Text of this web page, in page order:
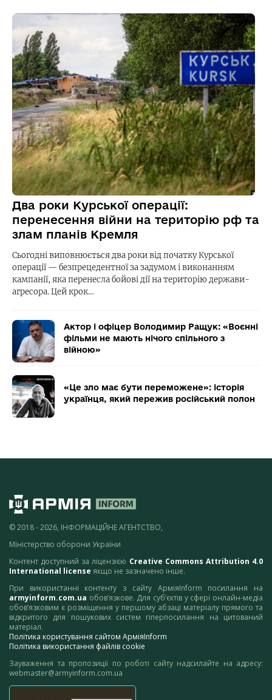
Два роки Курської операції:
перенесення війни на територію рф та
злам планів Кремля
Сьогодні виповнюється два роки від початку Курської
операції — безпрецедентної за задумом і виконанням
кампанії, яка перенесла бойові дії на територію держави-
агресора. Цей крок…
Актор і офіцер Володимир Ращук: «Воєнні
фільми не мають нічого спільного з
війною»
«Це зло має бути переможене»: історія
українця, який пережив російський полон
© 2018 - 2026, ІНФОРМАЦІЙНЕ АГЕНТСТВО,
Міністерство оборони України
Контент доступний за ліцензією Creative Commons Attribution 4.0
International license якщо не зазначено інше.
При використанні контенту з сайту АрміяInform посилання на
armyinform.com.ua обов’язкове. Для суб’єктів у сфері онлайн-медіа
обов’язковим є розміщення у першому абзаці матеріалу прямого та
відкритого для пошукових систем гіперпосилання на цитований
матеріал.
Політика користування сайтом АрміяInform
Політика використання файлів cookie
Зауваження та пропозиції по роботі сайту надсилайте на адресу:
webmaster@armyinform.com.ua